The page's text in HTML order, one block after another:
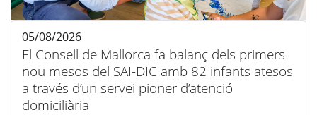
El Consell de Mallorca fa balanç dels primers
nou mesos del SAI-DIC amb 82 infants atesos
a través d’un servei pioner d’atenció
domiciliària
05/08/2026